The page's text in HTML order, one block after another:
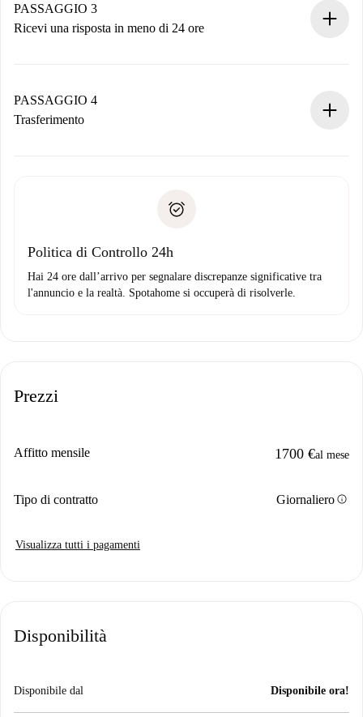
non accetta.
PASSAGGIO 3
Ricevi una risposta in meno di 24 ore
contatto con il proprietario.
Se rifiutata: non ti addebiteremo nulla e ti proporremo
Domiciliazione del pagamento
PASSAGGIO 4
Trasferimento
solo se non segnali problemi.
Politica di Controllo 24h
Hai 24 ore dall’arrivo per segnalare discrepanze significative tra
l'annuncio e la realtà. Spotahome si occuperà di risolverle.
Prezzi
Affitto mensile 1700 €al mese
Tipo di contratto Giornalieroinfo
Visualizza tutti i pagamenti
Disponibilità
Disponibile dal Disponibile ora!